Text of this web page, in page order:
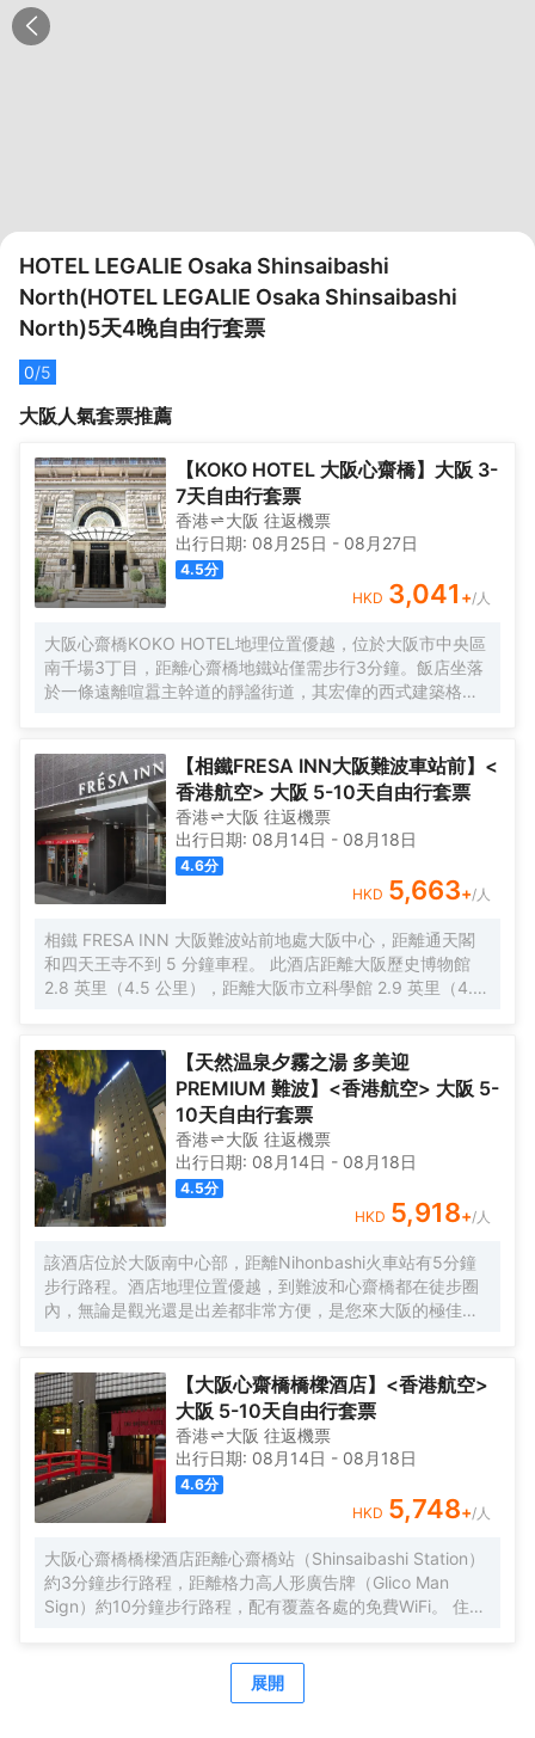
HOTEL LEGALIE Osaka Shinsaibashi
North(HOTEL LEGALIE Osaka Shinsaibashi
North)5天4晚自由行套票
0/5
大阪人氣套票推薦
【KOKO HOTEL 大阪心齋橋】大阪 3-
7天自由行套票
香港 大阪 往返機票
出行日期: 08月25日 - 08月27日
4.5分
HKD 3,041 +/人
大阪心齋橋KOKO HOTEL地理位置優越，位於大阪市中央區
南千場3丁目，距離心齋橋地鐵站僅需步行3分鐘。飯店坐落
於一條遠離喧囂主幹道的靜謐街道，其宏偉的西式建築格外
【相鐵FRESA INN大阪難波車站前】<
香港航空> 大阪 5-10天自由行套票
香港 大阪 往返機票
出行日期: 08月14日 - 08月18日
4.6分
HKD 5,663+/人
相鐵 FRESA INN 大阪難波站前地處大阪中心，距離通天閣
和四天王寺不到 5 分鐘車程。 此酒店距離大阪歷史博物館
2.8 英里（4.5 公里），距離大阪市立科學館 2.9 英里（4.7
特色服務/設施包括快速入住、24 小時前台服務和多語言服
務。 有 276 間客房提供冰箱和液晶電視；您定能在旅途中找
到家的舒適。您的卧床備有羽絨被和高檔床上用品。提供免
費有線和無線上網，方便您與朋友保持聯繫；另提供有線頻
道，可滿足您的娛樂需求。配備淋浴/盆浴組合的浴室提供浸
泡浴缸和免費洗浴用品。
【天然温泉夕霧之湯 多美迎
PREMIUM 難波】<香港航空> 大阪 5-
10天自由行套票
香港 大阪 往返機票
出行日期: 08月14日 - 08月18日
4.5分
HKD 5,918+/人
該酒店位於大阪南中心部，距離Nihonbashi火車站有5分鐘
步行路程。酒店地理位置優越，到難波和心齋橋都在徒步圈
內，無論是觀光還是出差都非常方便，是您來大阪的極佳選
等設施，提供乾洗服務、複印服務以及行李寄存服務。酒店
客房典雅舒適，房內配備衞星平面電視、冰箱、電熱水壺等
設施，能在不經意間給您一絲驚喜。下榻酒店，您還可以徜
徉於温泉中，放鬆身心，享受的服務。 酒店一流的設施和高
品質的服務，讓您享受貴族般的待遇和尊榮，您的大阪之行
將更加舒適暢快。 酒店從2015年9月起開始分時段提供免費
班車。按照酒店→伊丹機場巴士停車站→大阪city air樞紐站
（OCAT）→地鐵/近鐵Namba的路線每天運行，只提供送機
服務。
【大阪心齋橋橋樑酒店】<香港航空>
大阪 5-10天自由行套票
香港 大阪 往返機票
出行日期: 08月14日 - 08月18日
4.6分
HKD 5,748+/人
大阪心齋橋橋樑酒店距離心齋橋站（Shinsaibashi Station）
約3分鐘步行路程，距離格力高人形廣告牌（Glico Man
Sign）約10分鐘步行路程，配有覆蓋各處的免費WiFi。 住此
鞋、免費洗浴用品、瓶裝水和吹風機的私人浴室，酒店為住
客提供行李寄存。 酒店提供24小時前台。酒店前台提供免費
展開